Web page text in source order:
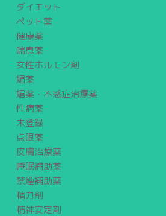
ダイエット
ペット薬
健康薬
喘息薬
女性ホルモン剤
媚薬
媚薬・不感症治療薬
性病薬
未登録
点眼薬
皮膚治療薬
睡眠補助薬
禁煙補助薬
精力剤
精神安定剤